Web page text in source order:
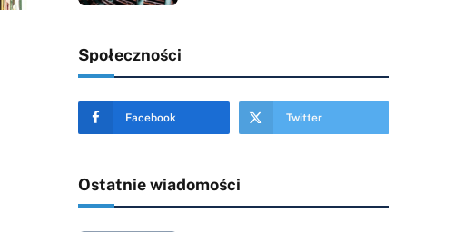
Społeczności
Facebook Twitter
Ostatnie wiadomości